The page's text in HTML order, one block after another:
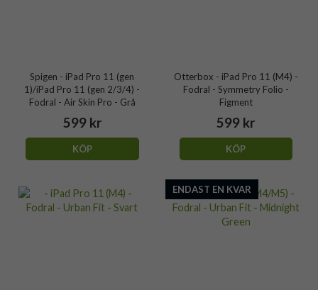
Spigen - iPad Pro 11 (gen
1)/iPad Pro 11 (gen 2/3/4) -
Fodral - Air Skin Pro - Grå
599 kr
KÖP
Otterbox - iPad Pro 11 (M4) -
Fodral - Symmetry Folio -
Figment
599 kr
KÖP
ENDAST EN KVAR